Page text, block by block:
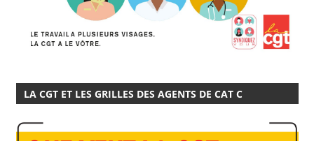
LA CGT ET LES GRILLES DES AGENTS DE CAT C